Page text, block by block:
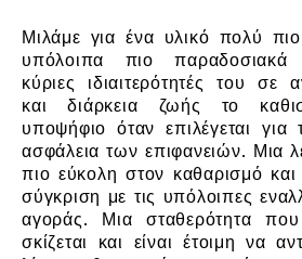
Μιλάμε για ένα υλικό πολύ
υπόλοιπα πιο παραδοσιακά
κύριες ιδιαιτερότητές του σε
και διάρκεια ζωής το
υποψήφιο όταν επιλέγεται για
ασφάλεια των επιφανειών. Μια
πιο εύκολη στον καθαρισμό
σύγκριση με τις υπόλοιπες
αγοράς. Μια σταθερότητα που
σκίζεται και είναι έτοιμη να